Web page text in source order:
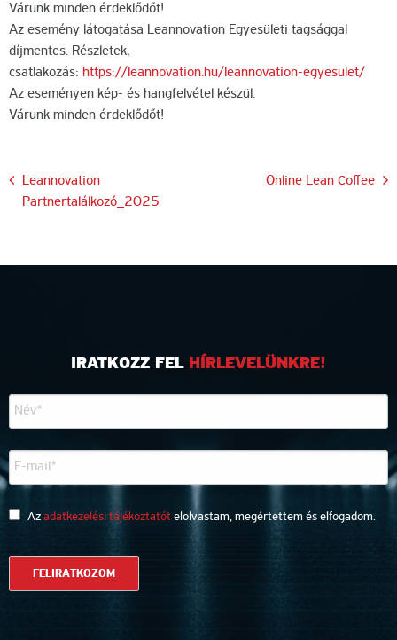
Várunk minden érdeklődőt!
Az esemény látogatása Leannovation Egyesületi tagsággal
díjmentes. Részletek,
csatlakozás: https://leannovation.hu/leannovation-egyesulet/
Az eseményen kép- és hangfelvétel készül.
Várunk minden érdeklődőt!
Bejegyzés
navigáció
Leannovation
Partnertalálkozó_2025
Online Lean Coffee
IRATKOZZ FEL HÍRLEVELÜNKRE!
Az adatkezelési tájékoztatót elolvastam, megértettem és elfogadom.